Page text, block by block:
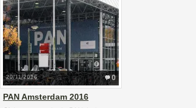
0
20/11/2016
PAN Amsterdam 2016